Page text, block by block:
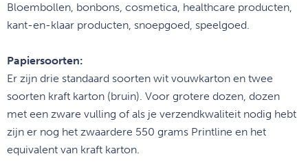
Bloembollen, bonbons, cosmetica, healthcare producten,
kant-en-klaar producten, snoepgoed, speelgoed.
Papiersoorten:
Er zijn drie standaard soorten wit vouwkarton en twee
soorten kraft karton (bruin). Voor grotere dozen, dozen
met een zware vulling of als je verzendkwaliteit nodig hebt
zijn er nog het zwaardere 550 grams Printline en het
equivalent van kraft karton.